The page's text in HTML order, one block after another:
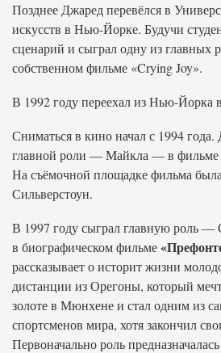
Позднее Джаред перевёлся в
искусств в Нью-Йорке. Будучи
сценарий и сыграл одну из главных
собственном фильме «Crying Joy».
В 1992 году переехал из Нью-Йорка
Сниматься в кино начал с 1994
главной роли — Майкла — в фильме
На съёмочной площадке фильма
Сильверстоун.
В 1997 году сыграл главную роль
в биографическом фильме
рассказывает о историт жизни
дистанции из Орегоны, который
золоте в Мюнхене и стал одним из
спортсменов мира, хотя закончил
Первоначально роль